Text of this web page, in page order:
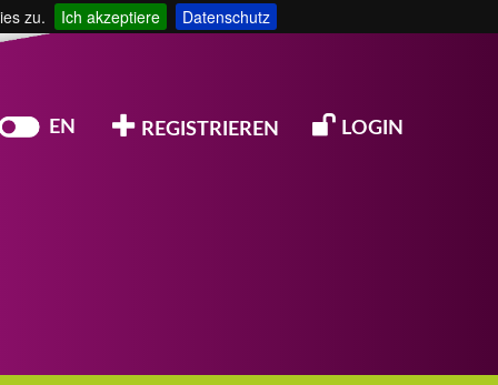
zu. Ich akzeptiere Datenschutz
EN REGISTRIEREN LOGIN